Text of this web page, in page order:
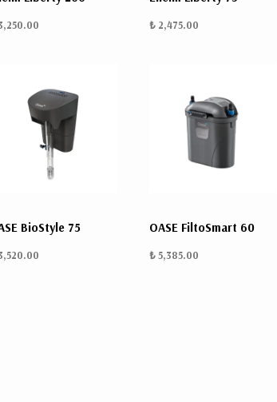
₺ 2,475.00
BioStyle 75 OASE FiltoSmart 60
₺ 5,385.00